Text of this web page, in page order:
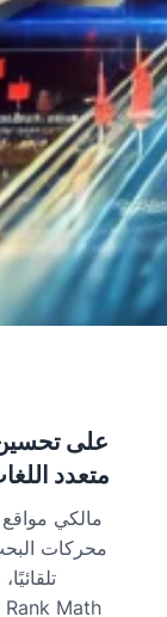
متعدد
محركات